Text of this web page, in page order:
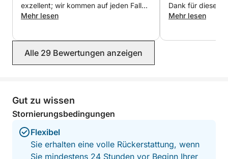
exzellent; wir kommen auf jeden Fall
wieder.
Mehr lesen
Dank für dieses
Mehr lesen
Alle 29 Bewertungen anzeigen
Gut zu wissen
Stornierungsbedingungen
Flexibel
Sie erhalten eine volle Rückerstattung, wenn
Sie mindestens 24 Stunden vor Beginn Ihrer